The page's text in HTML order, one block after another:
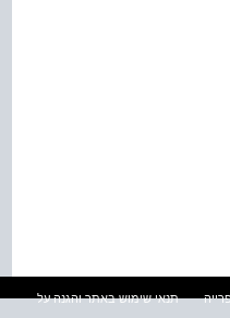
תנאי שימוש באתר והגנה על